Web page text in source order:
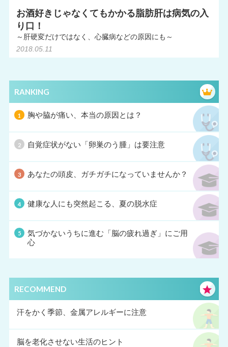
お酒好きじゃなくてもかかる脂肪肝は病気の入
り口！
～肝硬変だけではなく、心臓病などの原因にも～
2018.05.11
RANKING
胸や脇が痛い、本当の原因とは？
自覚症状がない「卵巣のう腫」は要注意
あなたの頭皮、ガチガチになっていませんか？
健康な人にも突然起こる、夏の脱水症
気づかないうちに進む「脳の疲れ過ぎ」にご用
心
RECOMMEND
汗をかく季節、金属アレルギーに注意
脳を老化させない生活のヒント